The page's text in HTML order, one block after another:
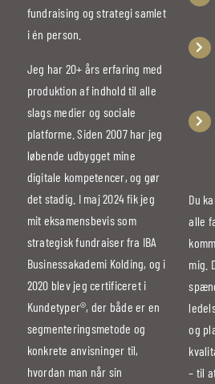
fundraising og strategi samlet
i én person.
Jeg har 20+ års erfaring med
produktion af indhold til alle
slags medier og sociale
platforme. Siden 2007 har jeg
løbende udbygget mine
digitale kompetencer, og gør
det stadig. I maj 2024 fik jeg
mit eksamensbevis som
strategisk fundraiser fra IBA
Businessakademi Kolding, og i
2020 blev jeg certificeret i
Kundetyper®, der både er en
segmenteringsmetode og
konkrete anvisninger til,
hvordan man når sin
Du
alle
mig.
og
– til